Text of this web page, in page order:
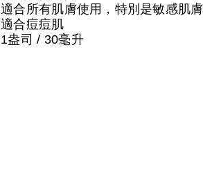
適合所有肌膚使用，特別是敏感肌膚
適合痘痘肌
1盎司 / 30毫升